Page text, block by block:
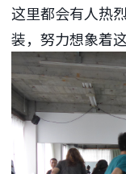
这里都会有人热
装，努力想象着